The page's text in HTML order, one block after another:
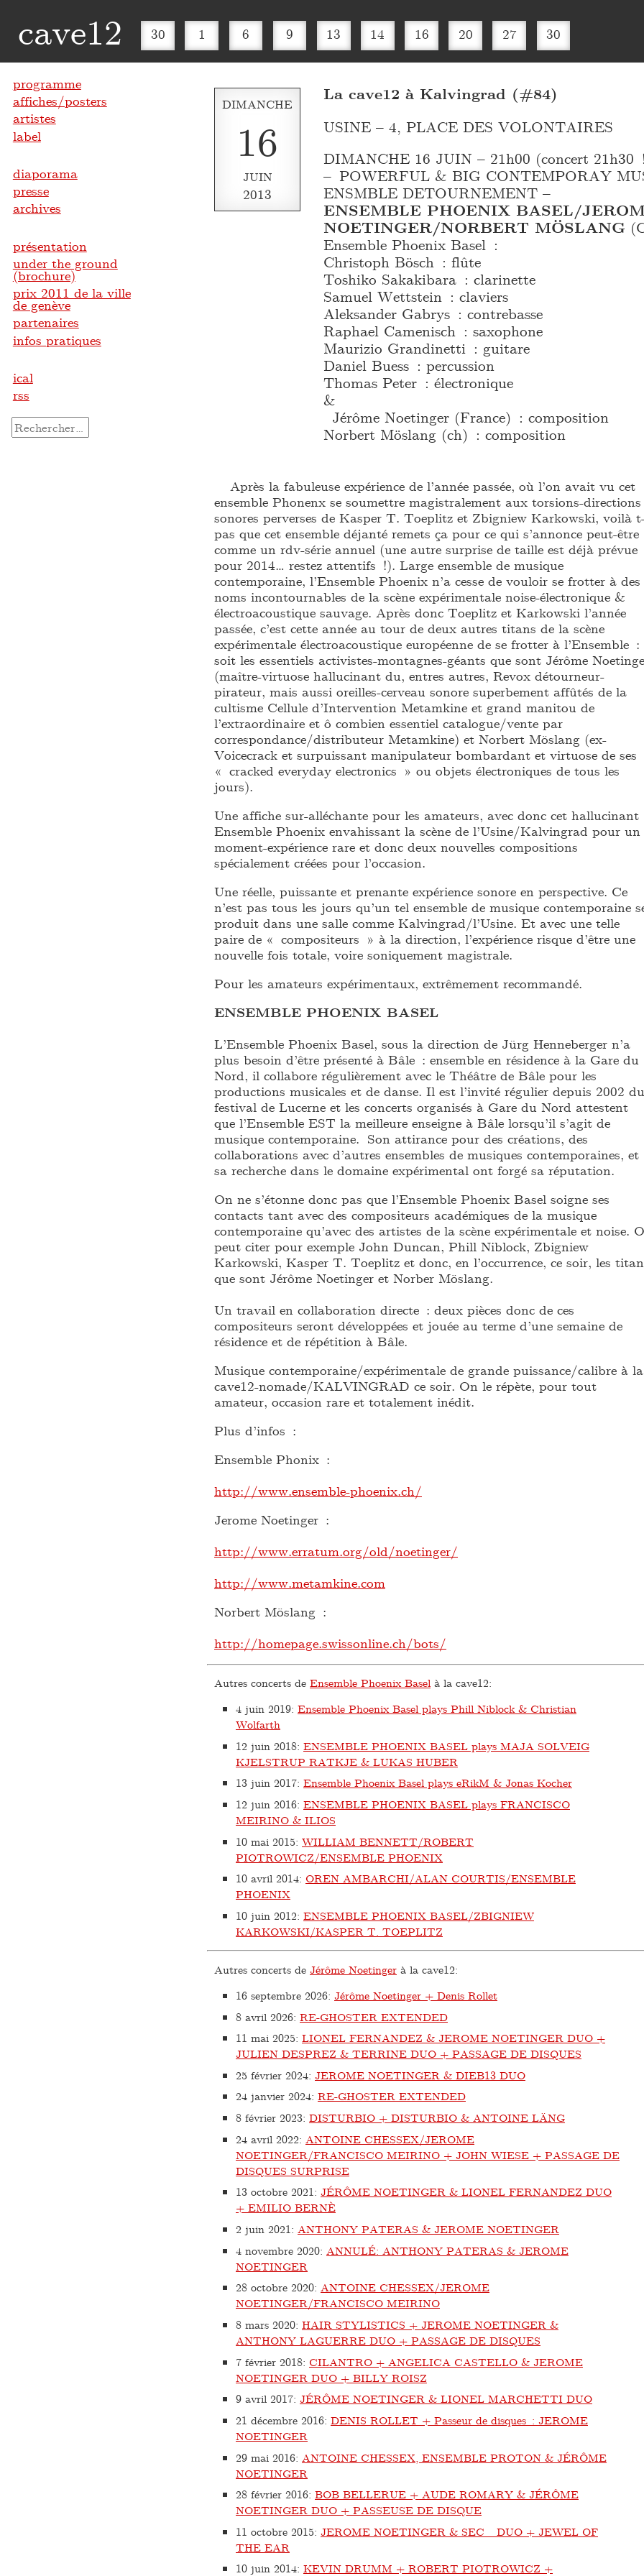
cave12 30 1 6 9 13 14 16 20 27 30
DIMANCHE
16
JUIN
2013
La cave12 à Kalvingrad (#84)
USINE – 4, PLACE DES VOLONTAIRES
DIMANCHE 16 JUIN – 21h00 (concert 21h30
– POWERFUL & BIG CONTEMPORAY
ENSMBLE DETOURNEMENT –
ENSEMBLE PHOENIX BASEL/
NOETINGER/NORBERT MÖSLANG
Ensemble Phoenix Basel :
Christoph Bösch : flûte
Toshiko Sakakibara : clarinette
Samuel Wettstein : claviers
Aleksander Gabrys : contrebasse
Raphael Camenisch : saxophone
Maurizio Grandinetti : guitare
Daniel Buess : percussion
Thomas Peter : électronique
&
Jérôme Noetinger (France) : composition
Norbert Möslang (ch) : composition
Après la fabuleuse expérience de l’année passée, où l’on avait vu cet
ensemble Phonenx se soumettre magistralement aux torsions-directions
sonores perverses de Kasper T. Toeplitz et Zbigniew Karkowski, voilà
pas que cet ensemble déjanté remets ça pour ce qui s’annonce peut-être
comme un rdv-série annuel (une autre surprise de taille est déjà prévue
pour 2014… restez attentifs !). Large ensemble de musique
contemporaine, l’Ensemble Phoenix n’a cesse de vouloir se frotter à des
noms incontournables de la scène expérimentale noise-électronique &
électroacoustique sauvage. Après donc Toeplitz et Karkowski l’année
passée, c’est cette année au tour de deux autres titans de la scène
expérimentale électroacoustique européenne de se frotter à l’Ensemble :
soit les essentiels activistes-montagnes-géants que sont Jérôme
(maître-virtuose hallucinant du, entres autres, Revox détourneur-
pirateur, mais aussi oreilles-cerveau sonore superbement affûtés de la
cultisme Cellule d’Intervention Metamkine et grand manitou de
l’extraordinaire et ô combien essentiel catalogue/vente par
correspondance/distributeur Metamkine) et Norbert Möslang (ex-
Voicecrack et surpuissant manipulateur bombardant et virtuose de ses
« cracked everyday electronics » ou objets électroniques de tous les
jours).
Une affiche sur-alléchante pour les amateurs, avec donc cet hallucinant
Ensemble Phoenix envahissant la scène de l’Usine/Kalvingrad pour un
moment-expérience rare et donc deux nouvelles compositions
spécialement créées pour l’occasion.
Une réelle, puissante et prenante expérience sonore en perspective. Ce
n’est pas tous les jours qu’un tel ensemble de musique contemporaine
produit dans une salle comme Kalvingrad/l’Usine. Et avec une telle
paire de « compositeurs » à la direction, l’expérience risque d’être une
nouvelle fois totale, voire soniquement magistrale.
Pour les amateurs expérimentaux, extrêmement recommandé.
ENSEMBLE PHOENIX BASEL
L’Ensemble Phoenix Basel, sous la direction de Jürg Henneberger n’a
plus besoin d’être présenté à Bâle : ensemble en résidence à la Gare du
Nord, il collabore régulièrement avec le Théâtre de Bâle pour les
productions musicales et de danse. Il est l’invité régulier depuis 2002 du
festival de Lucerne et les concerts organisés à Gare du Nord attestent
que l’Ensemble EST la meilleure enseigne à Bâle lorsqu’il s’agit de
musique contemporaine. Son attirance pour des créations, des
collaborations avec d’autres ensembles de musiques contemporaines, et
sa recherche dans le domaine expérimental ont forgé sa réputation.
On ne s’étonne donc pas que l’Ensemble Phoenix Basel soigne ses
contacts tant avec des compositeurs académiques de la musique
contemporaine qu’avec des artistes de la scène expérimentale et noise.
peut citer pour exemple John Duncan, Phill Niblock, Zbigniew
Karkowski, Kasper T. Toeplitz et donc, en l’occurrence, ce soir, les
que sont Jérôme Noetinger et Norber Möslang.
Un travail en collaboration directe : deux pièces donc de ces
compositeurs seront développées et jouée au terme d’une semaine de
résidence et de répétition à Bâle.
Musique contemporaine/expérimentale de grande puissance/calibre à la
cave12-nomade/KALVINGRAD ce soir. On le répète, pour tout
amateur, occasion rare et totalement inédit.
Plus d’infos :
Ensemble Phonix :
http://www.ensemble-phoenix.ch/
Jerome Noetinger :
http://www.erratum.org/old/noetinger/
http://www.metamkine.com
Norbert Möslang :
http://homepage.swissonline.ch/bots/
Autres concerts de Ensemble Phoenix Basel à la cave12:
4 juin 2019: Ensemble Phoenix Basel plays Phill Niblock & Christian
Wolfarth
12 juin 2018: ENSEMBLE PHOENIX BASEL plays MAJA SOLVEIG
KJELSTRUP RATKJE & LUKAS HUBER
13 juin 2017: Ensemble Phoenix Basel plays eRikM & Jonas Kocher
12 juin 2016: ENSEMBLE PHOENIX BASEL plays FRANCISCO
MEIRINO & ILIOS
10 mai 2015: WILLIAM BENNETT/ROBERT
PIOTROWICZ/ENSEMBLE PHOENIX
10 avril 2014: OREN AMBARCHI/ALAN COURTIS/ENSEMBLE
PHOENIX
10 juin 2012: ENSEMBLE PHOENIX BASEL/ZBIGNIEW
KARKOWSKI/KASPER T. TOEPLITZ
Autres concerts de Jérôme Noetinger à la cave12:
16 septembre 2026: Jérôme Noetinger + Denis Rollet
8 avril 2026: RE-GHOSTER EXTENDED
11 mai 2025: LIONEL FERNANDEZ & JEROME NOETINGER DUO +
JULIEN DESPREZ & TERRINE DUO + PASSAGE DE DISQUES
25 février 2024: JEROME NOETINGER & DIEB13 DUO
24 janvier 2024: RE-GHOSTER EXTENDED
8 février 2023: DISTURBIO + DISTURBIO & ANTOINE LÄNG
24 avril 2022: ANTOINE CHESSEX/JEROME
NOETINGER/FRANCISCO MEIRINO + JOHN WIESE + PASSAGE DE
DISQUES SURPRISE
13 octobre 2021: JÉRÔME NOETINGER & LIONEL FERNANDEZ DUO
+ EMILIO BERNÈ
2 juin 2021: ANTHONY PATERAS & JEROME NOETINGER
4 novembre 2020: ANNULÉ: ANTHONY PATERAS & JEROME
NOETINGER
28 octobre 2020: ANTOINE CHESSEX/JEROME
NOETINGER/FRANCISCO MEIRINO
8 mars 2020: HAIR STYLISTICS + JEROME NOETINGER &
ANTHONY LAGUERRE DUO + PASSAGE DE DISQUES
7 février 2018: CILANTRO + ANGELICA CASTELLO & JEROME
NOETINGER DUO + BILLY ROISZ
9 avril 2017: JÉRÔME NOETINGER & LIONEL MARCHETTI DUO
21 décembre 2016: DENIS ROLLET + Passeur de disques : JEROME
NOETINGER
29 mai 2016: ANTOINE CHESSEX, ENSEMBLE PROTON & JÉRÔME
NOETINGER
28 février 2016: BOB BELLERUE + AUDE ROMARY & JÉRÔME
NOETINGER DUO + PASSEUSE DE DISQUE
11 octobre 2015: JEROME NOETINGER & SEC_ DUO + JEWEL OF
THE EAR
10 juin 2014: KEVIN DRUMM + ROBERT PIOTROWICZ +
programme
affiches/posters
artistes
label
diaporama
presse
archives
présentation
under the ground
(brochure)
prix 2011 de la ville
de genève
partenaires
infos pratiques
ical
rss
Rechercher :